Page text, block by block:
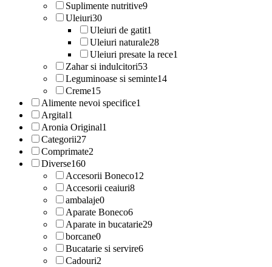
Suplimente nutritive9
Uleiuri30
Uleiuri de gatit1
Uleiuri naturale28
Uleiuri presate la rece1
Zahar si indulcitori53
Leguminoase si seminte14
Creme15
Alimente nevoi specifice1
Argital1
Aronia Original1
Categorii27
Comprimate2
Diverse160
Accesorii Boneco12
Accesorii ceaiuri8
ambalaje0
Aparate Boneco6
Aparate in bucatarie29
borcane0
Bucatarie si servire6
Cadouri2